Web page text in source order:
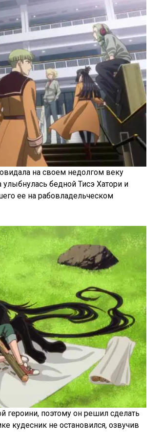
на своем недолгом веку
бедной Тисэ Хатори и
ее на рабовладельческом
героини, поэтому он решил сделать
кудесник не остановился, озвучив